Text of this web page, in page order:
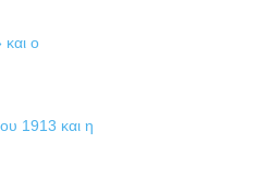
ο
1913 και η